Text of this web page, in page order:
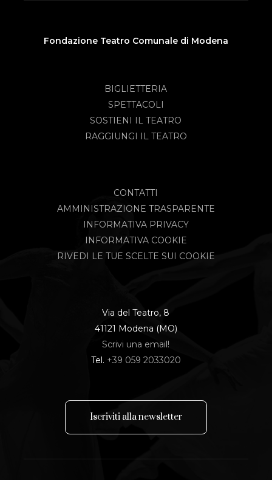
Fondazione Teatro Comunale di Modena
BIGLIETTERIA
SPETTACOLI
SOSTIENI IL TEATRO
RAGGIUNGI IL TEATRO
CONTATTI
AMMINISTRAZIONE TRASPARENTE
INFORMATIVA PRIVACY
INFORMATIVA COOKIE
RIVEDI LE TUE SCELTE SUI COOKIE
Via del Teatro, 8
41121 Modena (MO)
Scrivi una email!
Tel. +39 059 2033020
Iscriviti allanewsletter